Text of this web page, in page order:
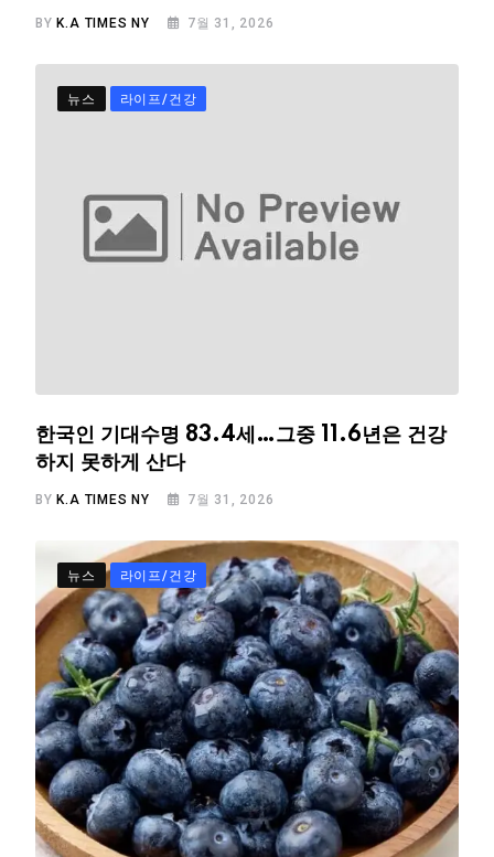
BY K.A TIMES NY 7월 31, 2026
뉴스 라이프/건강
한국인 기대수명 83.4세…그중 11.6년은 건강
하지 못하게 산다
BY K.A TIMES NY 7월 31, 2026
뉴스 라이프/건강